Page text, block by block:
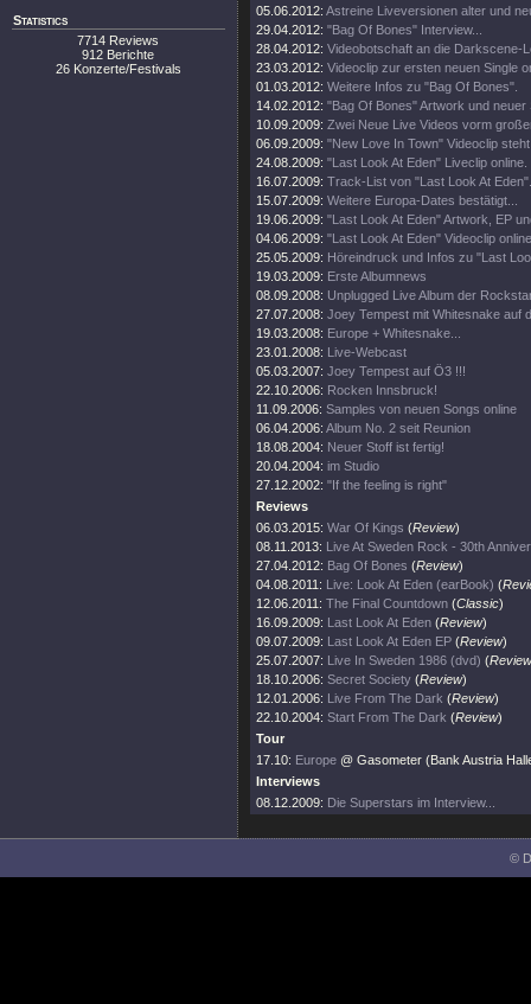
Statistics
7714 Reviews
912 Berichte
26 Konzerte/Festivals
05.06.2012: Astreine Liveversionen alter und
29.04.2012: "Bag Of Bones" Interview...
28.04.2012: Videobotschaft an die Darkscene-
23.03.2012: Videoclip zur ersten neuen Single
01.03.2012: Weitere Infos zu "Bag Of Bones".
14.02.2012: "Bag Of Bones" Artwork und neuer
10.09.2009: Zwei Neue Live Videos vorm
06.09.2009: "New Love In Town" Videoclip
24.08.2009: "Last Look At Eden" Liveclip online.
16.07.2009: Track-List von "Last Look At
15.07.2009: Weitere Europa-Dates bestätigt...
19.06.2009: "Last Look At Eden" Artwork, EP
04.06.2009: "Last Look At Eden" Videoclip
25.05.2009: Höreindruck und Infos zu "Last
19.03.2009: Erste Albumnews
08.09.2008: Unplugged Live Album der
27.07.2008: Joey Tempest mit Whitesnake auf
19.03.2008: Europe + Whitesnake...
23.01.2008: Live-Webcast
05.03.2007: Joey Tempest auf Ö3 !!!
22.10.2006: Rocken Innsbruck!
11.09.2006: Samples von neuen Songs online
06.04.2006: Album No. 2 seit Reunion
18.08.2004: Neuer Stoff ist fertig!
20.04.2004: im Studio
27.12.2002: "If the feeling is right"
Reviews
06.03.2015: War Of Kings (Review)
08.11.2013: Live At Sweden Rock - 30th
27.04.2012: Bag Of Bones (Review)
04.08.2011: Live: Look At Eden (earBook) (
12.06.2011: The Final Countdown (Classic)
16.09.2009: Last Look At Eden (Review)
09.07.2009: Last Look At Eden EP (Review)
25.07.2007: Live In Sweden 1986 (dvd) (Review
18.10.2006: Secret Society (Review)
12.01.2006: Live From The Dark (Review)
22.10.2004: Start From The Dark (Review)
Tour
17.10: Europe @ Gasometer (Bank Austria
Interviews
08.12.2009: Die Superstars im Interview...
©